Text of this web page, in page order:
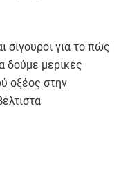
σίγουροι για το πώς
δούμε μερικές
οξέος στην